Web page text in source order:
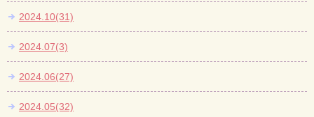
2024.10(31)
2024.07(3)
2024.06(27)
2024.05(32)